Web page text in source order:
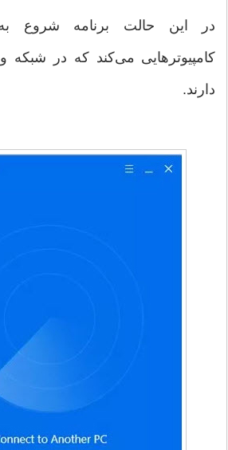
در این حالت برنامه شروع
کامپیوترهایی می‌کند که در شبکه
دارند.